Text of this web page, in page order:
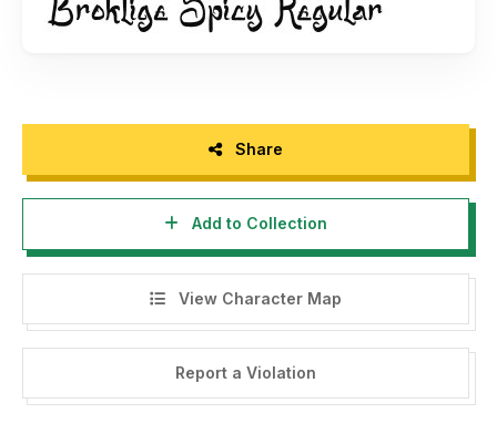
https://letterena.com/contact/
Please visit our store for more amazing fonts :
https://letterena.com/
Thank you.
Dengan meng-install font ini, dan membaca persyaratan ini,
Share
Add to Collection
View Character Map
Report a Violation